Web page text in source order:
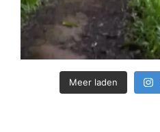
Meer laden